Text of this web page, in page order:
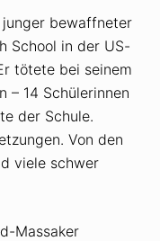
junger bewaffneter
School in der US-
tötete bei seinem
– 14 Schülerinnen
der Schule.
Von den
viele schwer
Massaker